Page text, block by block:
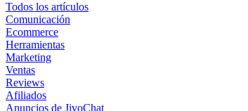
Todos los artículos
Comunicación
Ecommerce
Herramientas
Marketing
Ventas
Reviews
Afiliados
Anuncios de JivoChat